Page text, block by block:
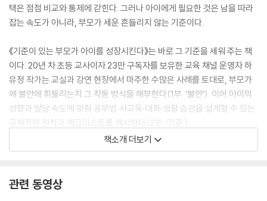
택은 점점 비교와 통제에 갇힌다. 그러나 아이에게 필요한 것은 남을 따라
잡는 속도가 아니라, 부모가 세운 흔들리지 않는 기준이다.
《기준이 있는 부모가 아이를 성장시킨다》는 바로 그 기준을 세워 주는 책
이다. 20년 차 초등 교사이자 23만 구독자를 보유한 교육 채널 운영자 하
유정 작가는 교실과 강연 현장에서 마주한 수많은 사례를 토대로, 부모가
왜 불안에 휘둘리는지 그 작동 방식을 해부한다(1부. ‘불안’). 이어 아이의
성향과 발달 속도에 맞춰 공부법·사교육·대화·생활 습관을 설계할 수 있는
구체적인 원칙과 체크리스트를 제시한다(2부. ‘기준’).
이 책의 가장 큰 가치는 ‘비교 대신 기준’이다. 사교육은 놓치지 않되 지나
부모가 매일 반복되는 작은 선택 속에서 우리 집만의 기준을 세우도록 돕
책소개 더보기
관련 동영상